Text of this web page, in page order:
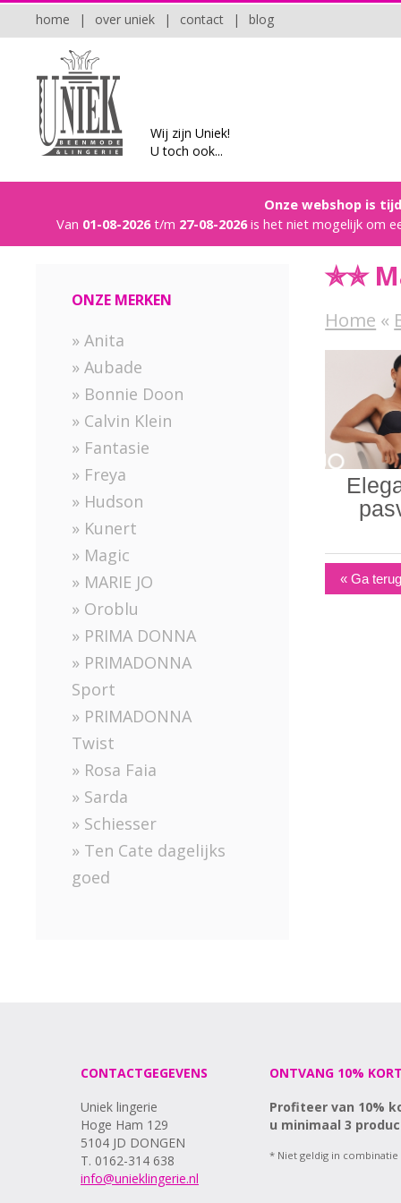
blog
|
contact
|
over uniek
|
home
Wij zijn Uniek!
U toch ook...
Onze webshop is
Van 01-08-2026t/m 27-08-2026is het niet mogelijk om
ONZE MERKEN
» Anita
» Aubade
» Bonnie Doon
» Calvin Klein
» Fantasie
» Freya
» Hudson
» Kunert
» Magic
» MARIE JO
» Oroblu
» PRIMA DONNA
» PRIMADONNA
Sport
» PRIMADONNA
Twist
» Rosa Faia
» Sarda
» Schiesser
» Ten Cate dagelijks
goed
✯✯
Home «
« Ga
CONTACTGEGEVENS
Uniek lingerie
Hoge Ham 129
5104 JD DONGEN
T. 0162-314 638
info@unieklingerie.nl
ONTVANG 10%
Profiteer van 10%
u minimaal 3
* Niet geldig in